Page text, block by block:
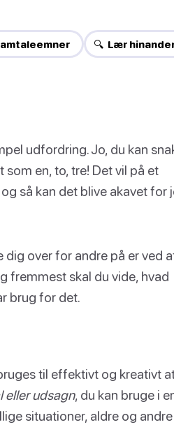
🔍 Lær
udfordring. Jo, du kan
en, to, tre! Det vil på et
så kan det blive akavet for
dig over for andre på er ved
fremmest skal du vide, hvad
brug for det.
til effektivt og kreativt
eller udsagn, du kan bruge i
situationer, aldre og andre